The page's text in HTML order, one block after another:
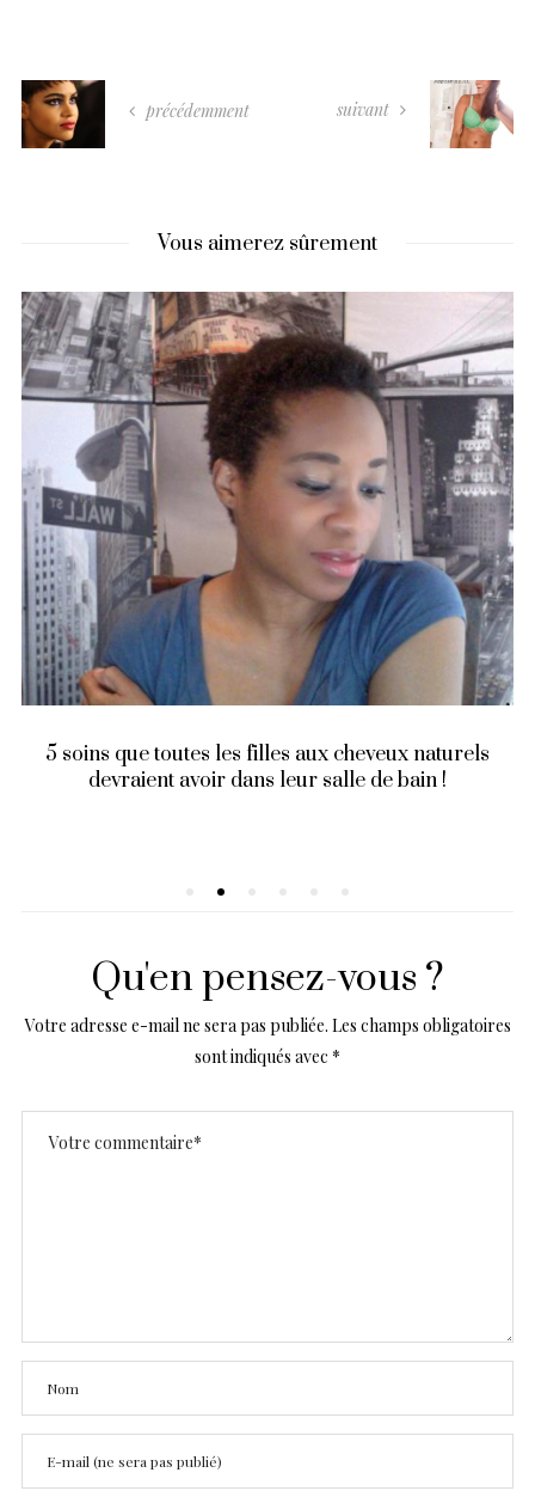
précédemment suivant
Vous aimerez sûrement
5 soins que toutes les filles aux cheveux naturels
devraient avoir dans leur salle de bain !
Qu'en pensez-vous ?
Votre adresse e-mail ne sera pas publiée. Les champs obligatoires
sont indiqués avec *